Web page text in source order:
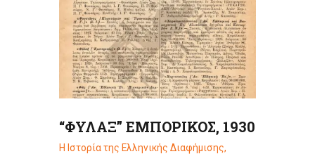
“ΦΥΛΑΞ” ΕΜΠΟΡΙΚΟΣ, 1930
Η Ιστορία της Ελληνικής Διαφήμισης,